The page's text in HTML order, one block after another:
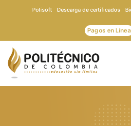
Polisoft Descarga de certificados
Pagos en Línea